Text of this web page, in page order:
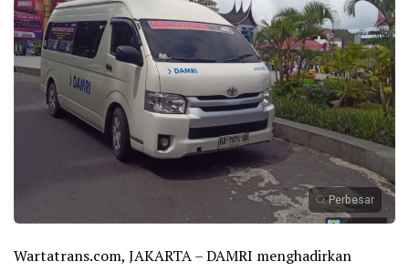
Perbesar
Wartatrans.com, JAKARTA – DAMRI menghadirkan